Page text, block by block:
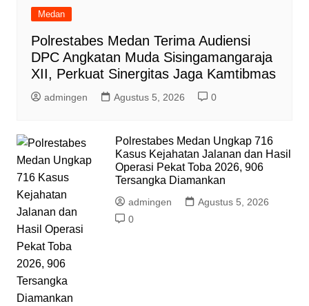
Medan
Polrestabes Medan Terima Audiensi
DPC Angkatan Muda Sisingamangaraja
XII, Perkuat Sinergitas Jaga Kamtibmas
admingen Agustus 5, 2026 0
Polrestabes Medan Ungkap 716
Kasus Kejahatan Jalanan dan Hasil
Operasi Pekat Toba 2026, 906
Tersangka Diamankan
admingen
Agustus 5, 2026
0